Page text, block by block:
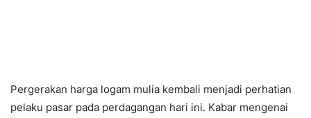
Pergerakan harga logam mulia kembali menjadi perhatian
pelaku pasar pada perdagangan hari ini. Kabar mengenai